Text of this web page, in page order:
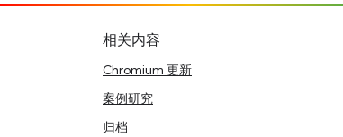
相关内容
Chromium 更新
案例研究
归档